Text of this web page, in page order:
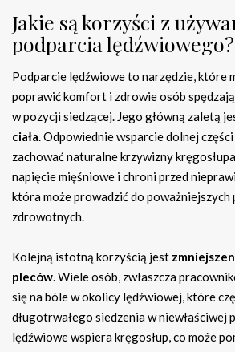
Jakie są korzyści z
podparcia lędźwiowego?
Podparcie lędźwiowe to narzędzie, które
poprawić komfort i zdrowie osób
w pozycji siedzącej. Jego główną zaletą
ciała. Odpowiednie wsparcie dolnej
zachować naturalne krzywizny
napięcie mięśniowe i chroni przed
która może prowadzić do poważniejszych
zdrowotnych.
Kolejną istotną korzyścią jest
pleców. Wiele osób, zwłaszcza
się na bóle w okolicy lędźwiowej, które
długotrwałego siedzenia w niewłaściwej
lędźwiowe wspiera kręgosłup, co może